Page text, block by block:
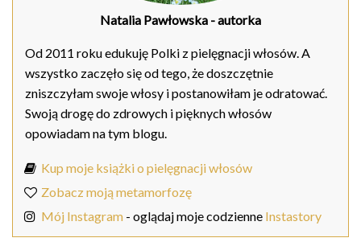
Natalia Pawłowska - autorka
Od 2011 roku edukuję Polki z pielęgnacji włosów. A
wszystko zaczęło się od tego, że doszczętnie
zniszczyłam swoje włosy i postanowiłam je odratować.
Swoją drogę do zdrowych i pięknych włosów
opowiadam na tym blogu.
Kup moje książki o pielęgnacji włosów
Zobacz moją metamorfozę
Mój Instagram - oglądaj moje codzienne Instastory